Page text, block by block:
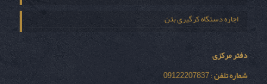
اجاره دستگاه کرگیری بتن
دفتر مرکزی
شماره تلفن: 09122207837